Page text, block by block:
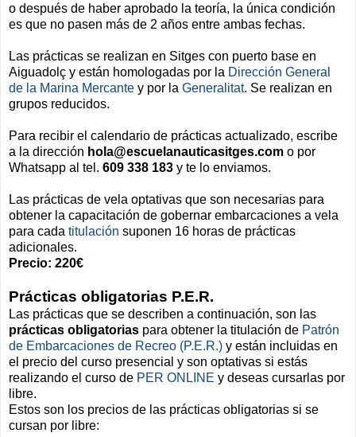
o después de haber aprobado la teoría, la única condición
es que no pasen más de 2 años entre ambas fechas.
Las prácticas se realizan en Sitges con puerto base en
Aiguadolç y están homologadas por la Dirección General
de la Marina Mercante y por la Generalitat. Se realizan en
grupos reducidos.
Para recibir el calendario de prácticas actualizado, escribe
a la dirección hola@escuelanauticasitges.com o por
Whatsapp al tel. 609 338 183 y te lo enviamos.
Las prácticas de vela optativas que son necesarias para
obtener la capacitación de gobernar embarcaciones a vela
para cada titulación suponen 16 horas de prácticas
adicionales.
Precio: 220€
Prácticas obligatorias P.E.R.
Las prácticas que se describen a continuación, son las
prácticas obligatorias para obtener la titulación de Patrón
de Embarcaciones de Recreo (P.E.R.) y están incluidas en
el precio del curso presencial y son optativas si estás
realizando el curso de PER ONLINE y deseas cursarlas por
libre.
Estos son los precios de las prácticas obligatorias si se
cursan por libre: